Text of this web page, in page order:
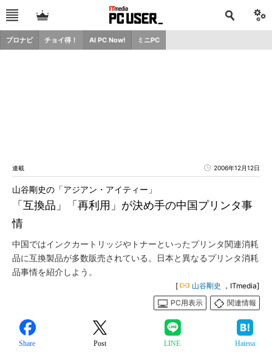
プロナビ チョイ得！ AI PC Now! ミニPC
連載 2006年12月12日
「互換品」「再利用」が決め手の中国プリンタ事
情
山谷剛史の「アジアン・アイティー」
中国ではインクカートリッジやトナーといったプリンタ関連消耗
品に互換製品が多数販売されている。日本と異なるプリンタ消耗
品事情を紹介しよう。
[ 山谷剛史
，ITmedia]
PC用表示
関連情報
Share Post LINE Hatena